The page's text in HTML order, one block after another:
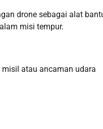
drone sebagai alat
misi tempur.
atau ancaman udara